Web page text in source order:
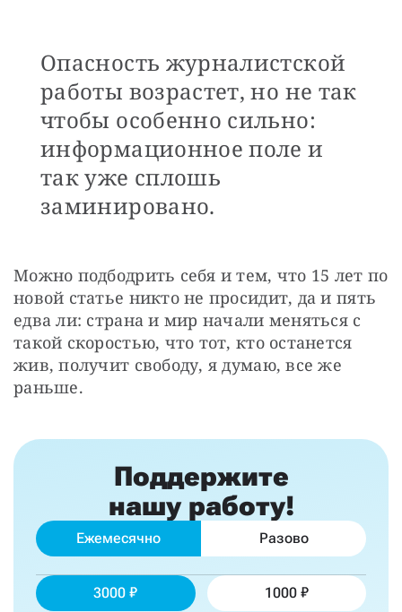
Опасность журналистской
работы возрастет, но не так
чтобы особенно сильно:
информационное поле и
так уже сплошь
заминировано.
Можно подбодрить себя и тем, что 15 лет по
новой статье никто не просидит, да и пять
едва ли: страна и мир начали меняться с
такой скоростью, что тот, кто останется
жив, получит свободу, я думаю, все же
раньше.
Поддержите
нашу работу!
Ежемесячно Разово
3000 1000